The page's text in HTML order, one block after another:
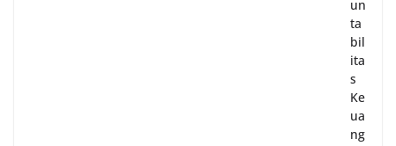
un
ta
bil
ita
s
Ke
ua
ng